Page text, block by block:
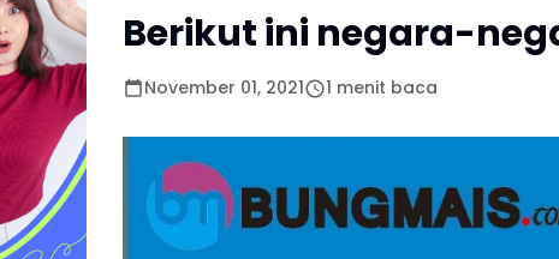
Berikut ini negara-
November 01, 2021 1 menit baca